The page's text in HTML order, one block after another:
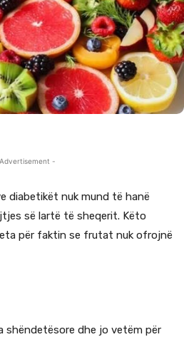
-
diabetikët nuk mund të hanë
së lartë të sheqerit. Këto
për faktin se frutat nuk ofrojnë
shëndetësore dhe jo vetëm për